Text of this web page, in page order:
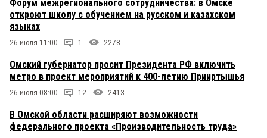
Форум межрегионального сотрудничества: в Омске
откроют школу с обучением на русском и казахском
языках
26 июля 11:00 1 2278
Омский губернатор просит Президента РФ включить
метро в проект мероприятий к 400-летию Прииртышья
26 июля 08:00 12 2413
В Омской области расширяют возможности
федерального проекта «Производительность труда»